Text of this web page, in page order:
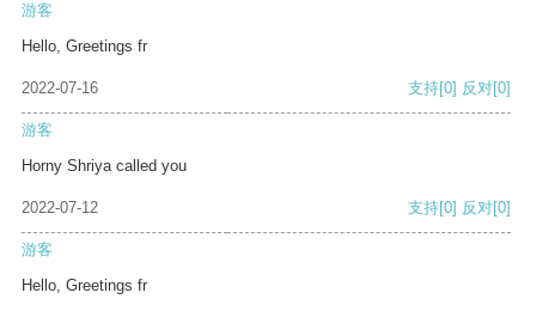
游客
Hello, Greetings fr
2022-07-16 支持[0] 反对[0]
游客
Horny Shriya called you
2022-07-12 支持[0] 反对[0]
游客
Hello, Greetings fr